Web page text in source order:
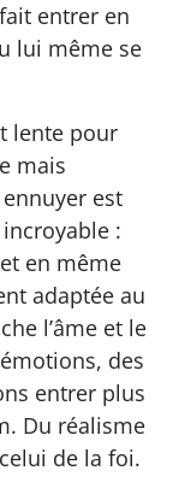
entrer en
lui même se
lente pour
mais
est
:
en même
adaptée au
l’âme et le
des
entrer plus
Du réalisme
de la foi.